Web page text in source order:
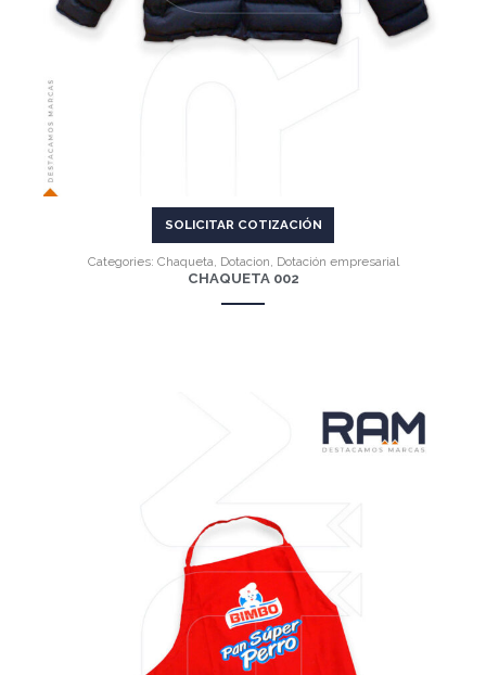
SOLICITAR COTIZACIÓN
Categories: Chaqueta, Dotacion, Dotación empresarial
CHAQUETA 002